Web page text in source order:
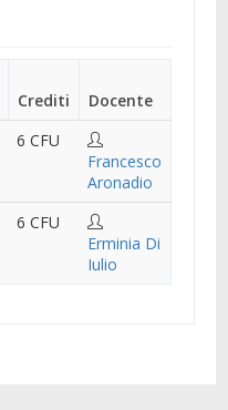
Crediti
Docente
6 CFU
Francesco
Aronadio
6 CFU
Erminia Di
Iulio